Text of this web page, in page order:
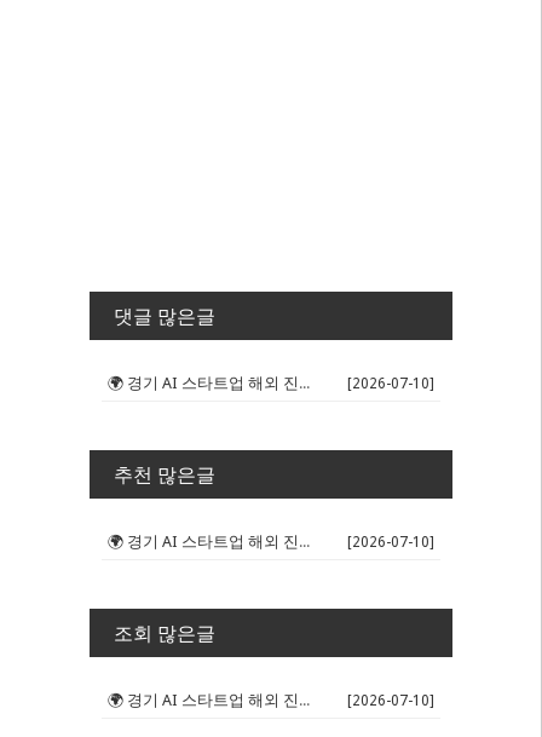
댓글 많은글
🌍 경기 AI 스타트업 해외 진출 판... [2026-07-10]
추천 많은글
🌍 경기 AI 스타트업 해외 진출 판... [2026-07-10]
조회 많은글
🌍 경기 AI 스타트업 해외 진출 판... [2026-07-10]